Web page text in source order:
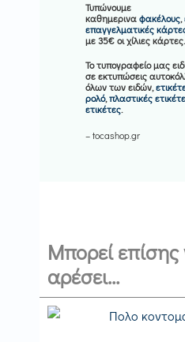
Τυπώνουμε
καθημεριναφακέλους,
επαγγελματικές
με 35€ οι χίλιες
Το τυπογραφείο μας
σε εκτυπώσεις
όλων των ειδών,
ρολό,πλαστικές
ετικέτες.
– tocashop.gr
Μπορεί
αρέσει…